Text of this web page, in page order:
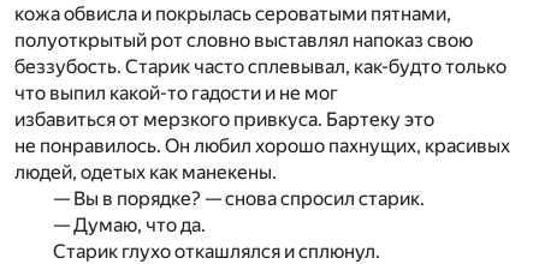
кожа обвисла и покрылась сероватыми пятнами,
полуоткрытый рот словно выставлял напоказ свою
беззубость. Старик часто сплевывал, как-будто только
что выпил какой-то гадости и не мог
избавиться от мерзкого привкуса. Бартеку это
не понравилось. Он любил хорошо пахнущих, красивых
людей, одетых как манекены.
— Вы в порядке? — снова спросил старик.
— Думаю, что да.
Старик глухо откашлялся и сплюнул.